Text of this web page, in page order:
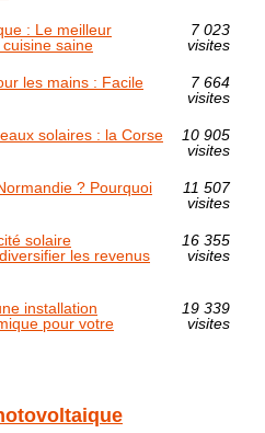
: Le meilleur
saine
7 023
visites
les mains : Facile
7 664
visites
solaires : la Corse
10 905
visites
? Pourquoi
11 507
visites
solaire
les revenus
16 355
visites
installation
pour votre
19 339
visites